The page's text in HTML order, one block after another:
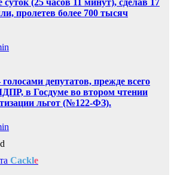
пролетев более 700 тысяч
голосами депутатов, прежде всего
в Госдуме во втором чтении
льгот (№122-ФЗ).
Cackle